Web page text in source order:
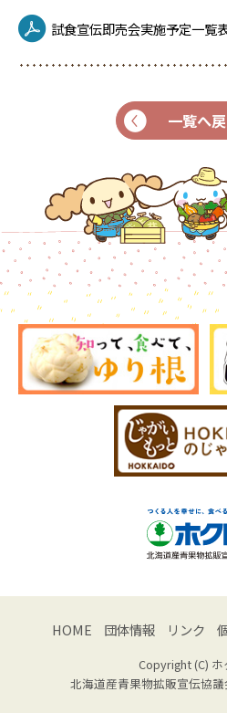
試食宣伝即売会実施予定一覧
一覧へ
HOME 団体情報 リンク
Copyright (C) ホ
北海道産青果物拡販宣伝協